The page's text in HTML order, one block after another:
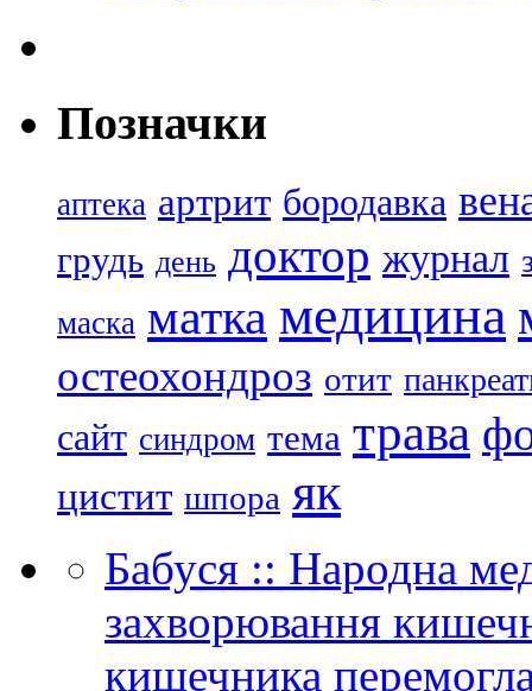
Позначки
аптека артрит бородавка
грудь день доктор журнал
маска матка медицина
остеохондроз отит
сайт синдром тема трава
цистит шпора як
Бабуся :: Народна
захворювання
кишечника